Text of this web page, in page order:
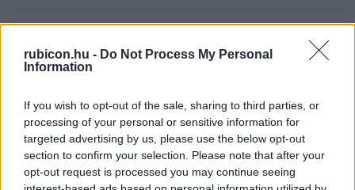
rubicon.hu - Do Not Process My Personal
Information
If you wish to opt-out of the sale, sharing to third parties, or
processing of your personal or sensitive information for
targeted advertising by us, please use the below opt-out
section to confirm your selection. Please note that after your
opt-out request is processed you may continue seeing
Szakaszok a magyar társadalom
történetében 1945–1988 között
Pető Iván
Egy rendszer átalakulásai